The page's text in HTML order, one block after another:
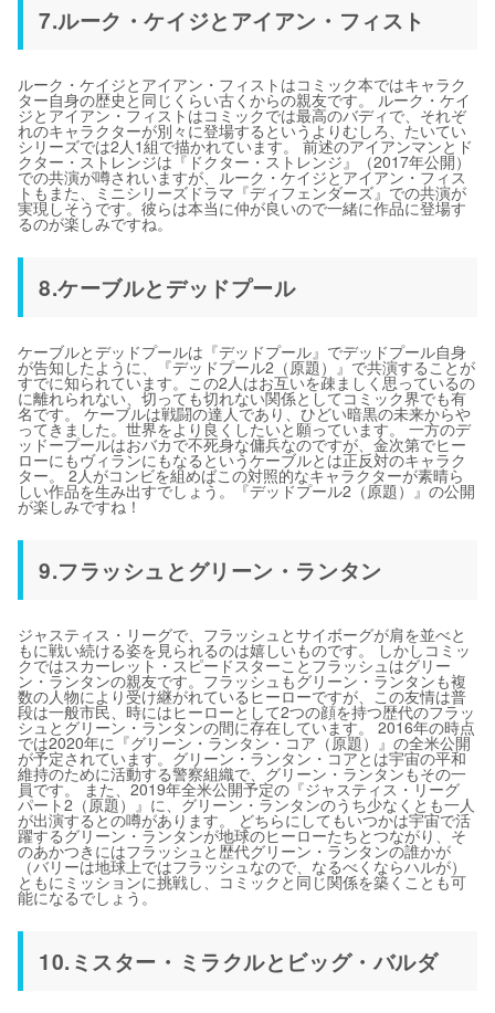
7.ルーク・ケイジとアイアン・フィスト
ルーク・ケイジとアイアン・フィストはコミック本ではキャラク
ター自身の歴史と同じくらい古くからの親友です。 ルーク・ケイ
ジとアイアン・フィストはコミックでは最高のバディで、それぞ
れのキャラクターが別々に登場するというよりむしろ、たいてい
シリーズでは2人1組で描かれています。 前述のアイアンマンとド
クター・ストレンジは『ドクター・ストレンジ』（2017年公開）
での共演が噂されいますが、ルーク・ケイジとアイアン・フィス
トもまた、ミニシリーズドラマ『ディフェンダーズ』での共演が
実現しそうです。彼らは本当に仲が良いので一緒に作品に登場す
るのが楽しみですね。
8.ケーブルとデッドプール
ケーブルとデッドプールは『デッドプール』でデッドプール自身
が告知したように、『デッドプール2（原題）』で共演することが
すでに知られています。この2人はお互いを疎ましく思っているの
に離れられない、切っても切れない関係としてコミック界でも有
名です。 ケーブルは戦闘の達人であり、ひどい暗黒の未来からや
ってきました。世界をより良くしたいと願っています。 一方のデ
ッドープールはおバカで不死身な傭兵なのですが、金次第でヒー
ローにもヴィランにもなるというケーブルとは正反対のキャラク
ター。 2人がコンビを組めばこの対照的なキャラクターが素晴ら
しい作品を生み出すでしょう。『デッドプール2（原題）』の公開
が楽しみですね！
9.フラッシュとグリーン・ランタン
ジャスティス・リーグで、フラッシュとサイボーグが肩を並べと
もに戦い続ける姿を見られるのは嬉しいものです。 しかしコミッ
クではスカーレット・スピードスターことフラッシュはグリー
ン・ランタンの親友です。フラッシュもグリーン・ランタンも複
数の人物により受け継がれているヒーローですが、この友情は普
段は一般市民、時にはヒーローとして2つの顔を持つ歴代のフラッ
シュとグリーン・ランタンの間に存在しています。 2016年の時点
では2020年に『グリーン・ランタン・コア（原題）』の全米公開
が予定されています。グリーン・ランタン・コアとは宇宙の平和
維持のために活動する警察組織で、グリーン・ランタンもその一
員です。 また、2019年全米公開予定の『ジャスティス・リーグ
パート2（原題）』に、グリーン・ランタンのうち少なくとも一人
が出演するとの噂があります。 どちらにしてもいつかは宇宙で活
躍するグリーン・ランタンが地球のヒーローたちとつながり、そ
のあかつきにはフラッシュと歴代グリーン・ランタンの誰かが
（バリーは地球上ではフラッシュなので、なるべくならハルが）
ともにミッションに挑戦し、コミックと同じ関係を築くことも可
能になるでしょう。
10.ミスター・ミラクルとビッグ・バルダ